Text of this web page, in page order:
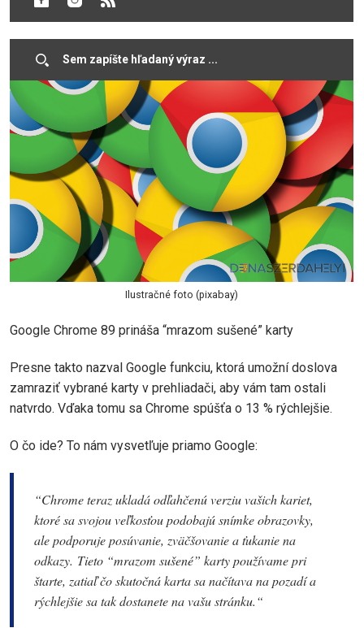
ďalších užitočných funkcií. Téme sa venuje XDA.
Ilustračné foto (pixabay)
Google Chrome 89 prináša “mrazom sušené” karty
Presne takto nazval Google funkciu, ktorá umožní doslova
zamraziť vybrané karty v prehliadači, aby vám tam ostali
natvrdo. Vďaka tomu sa Chrome spúšťa o 13 % rýchlejšie.
O čo ide? To nám vysvetľuje priamo Google:
“Chrome teraz ukladá odľahčenú verziu vašich kariet,
ktoré sa svojou veľkosťou podobajú snímke obrazovky,
ale podporuje posúvanie, zväčšovanie a ťukanie na
odkazy. Tieto “mrazom sušené” karty používame pri
štarte, zatiaľ čo skutočná karta sa načítava na pozadí a
rýchlejšie sa tak dostanete na vašu stránku.“